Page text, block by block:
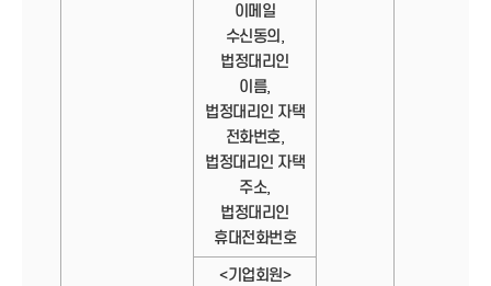
이메일
수신동의,
법정대리인
이름,
법정대리인 자택
전화번호,
법정대리인 자택
주소,
법정대리인
휴대전화번호
<기업회원>